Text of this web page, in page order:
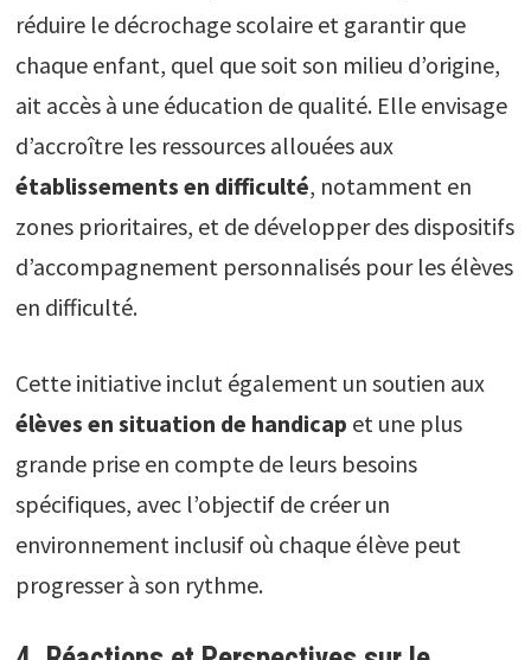
réduire le décrochage scolaire et garantir que
chaque enfant, quel que soit son milieu d’origine,
ait accès à une éducation de qualité. Elle envisage
d’accroître les ressources allouées aux
établissements en difficulté, notamment en
zones prioritaires, et de développer des dispositifs
d’accompagnement personnalisés pour les élèves
en difficulté.
Cette initiative inclut également un soutien aux
élèves en situation de handicap et une plus
grande prise en compte de leurs besoins
spécifiques, avec l’objectif de créer un
environnement inclusif où chaque élève peut
progresser à son rythme.